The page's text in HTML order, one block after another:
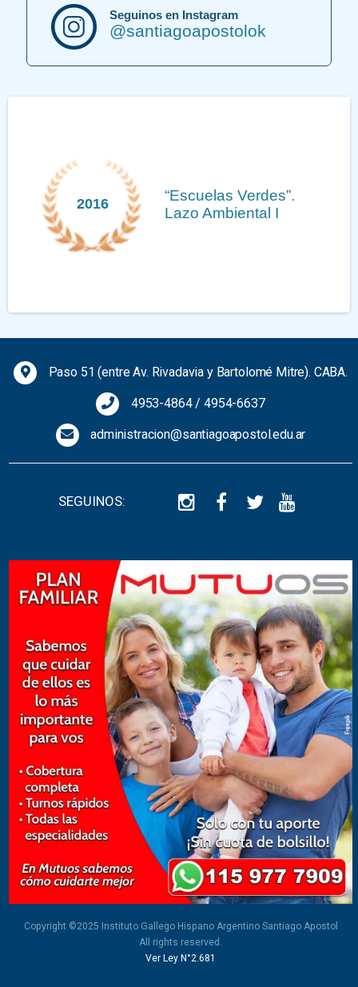
Seguinos en Instagram
@santiagoapostolok
2013
Medalla Mayor de la
Hispanidad
Paso 51 (entre Av. Rivadavia y Bartolomé Mitre). CABA.
4953-4864/4954-6637
administracion@santiagoapostol.edu.ar
SEGUINOS:
Copyright ©2025 Instituto Gallego Hispano Argentino Santiago Apostol
All rights reserved.
Ver Ley N°2.681